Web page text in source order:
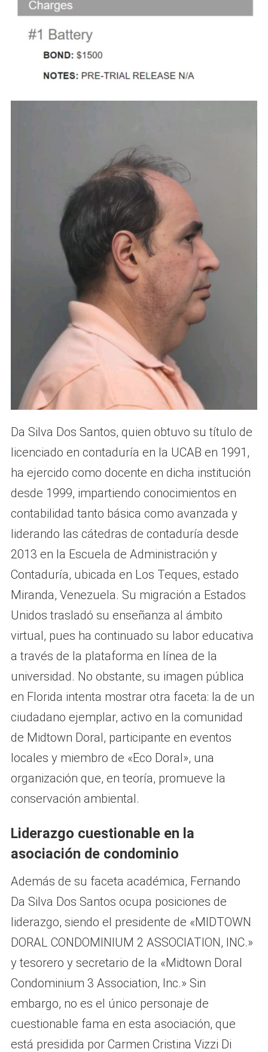
Da Silva Dos Santos, quien obtuvo su título de
licenciado en contaduría en la UCAB en 1991,
ha ejercido como docente en dicha institución
desde 1999, impartiendo conocimientos en
contabilidad tanto básica como avanzada y
liderando las cátedras de contaduría desde
2013 en la Escuela de Administración y
Contaduría, ubicada en Los Teques, estado
Miranda, Venezuela. Su migración a Estados
Unidos trasladó su enseñanza al ámbito
virtual, pues ha continuado su labor educativa
a través de la plataforma en línea de la
universidad. No obstante, su imagen pública
en Florida intenta mostrar otra faceta: la de un
ciudadano ejemplar, activo en la comunidad
de Midtown Doral, participante en eventos
locales y miembro de «Eco Doral», una
organización que, en teoría, promueve la
conservación ambiental.
Liderazgo cuestionable en la
asociación de condominio
Además de su faceta académica, Fernando
Da Silva Dos Santos ocupa posiciones de
liderazgo, siendo el presidente de «MIDTOWN
DORAL CONDOMINIUM 2 ASSOCIATION, INC.»
y tesorero y secretario de la «Midtown Doral
Condominium 3 Association, Inc.» Sin
embargo, no es el único personaje de
cuestionable fama en esta asociación, que
está presidida por Carmen Cristina Vizzi Di